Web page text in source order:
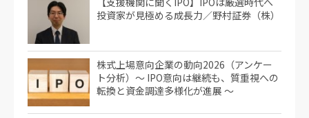
投資家が見極める成長力／野村証券（株）
株式上場意向企業の動向2026（アンケー
ト分析）～ IPO意向は継続も、質重視への
転換と資金調達多様化が進展 ～